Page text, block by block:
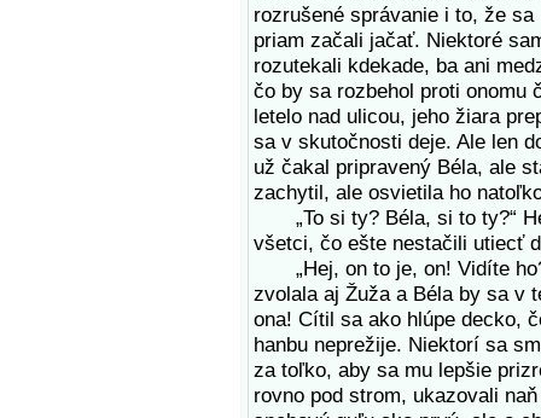
rozrušené správanie i to, že
priam začali jačať. Niektoré
rozutekali kdekade, ba ani
čo by sa rozbehol proti onomu
letelo nad ulicou, jeho žiara
sa v skutočnosti deje. Ale len
už čakal pripravený Béla, ale
zachytil, ale osvietila ho
„To si ty? Béla, si to ty?“
všetci, čo ešte nestačili utiecť
„Hej, on to je, on! Vidíte ho?
zvolala aj Žuža a Béla by sa v
ona! Cítil sa ako hlúpe decko,
hanbu neprežije. Niektorí sa
za toľko, aby sa mu lepšie
rovno pod strom, ukazovali